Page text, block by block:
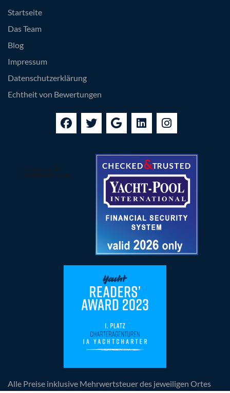
Startseite
Das Team
Blog
Impressum
Datenschutzerklärung
Echtheit von Bewertungen
Alle Preise inklusive Mehrwertsteuer des jeweiligen Ortes